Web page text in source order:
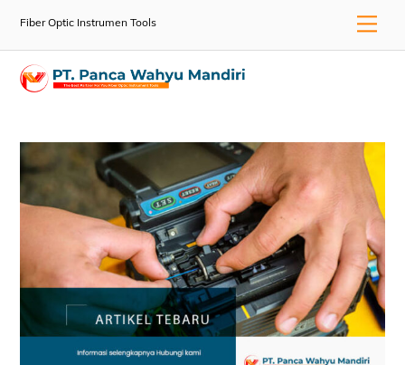
Fiber Optic Instrumen Tools